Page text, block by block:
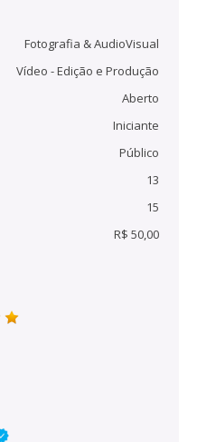
Fotografia & AudioVisual
Vídeo - Edição e Produção
Aberto
Iniciante
Público
13
15
R$ 50,00